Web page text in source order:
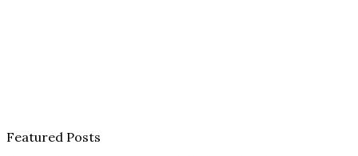
Featured Posts